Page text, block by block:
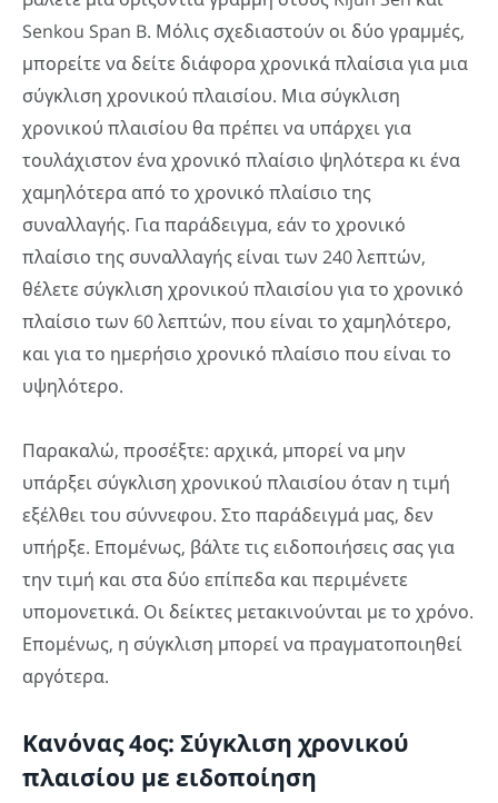
Senkou Span B. Μόλις σχεδιαστούν οι δύο γραμμές,
μπορείτε να δείτε διάφορα χρονικά πλαίσια για μια
σύγκλιση χρονικού πλαισίου. Μια σύγκλιση
χρονικού πλαισίου θα πρέπει να υπάρχει για
τουλάχιστον ένα χρονικό πλαίσιο ψηλότερα κι ένα
χαμηλότερα από το χρονικό πλαίσιο της
συναλλαγής. Για παράδειγμα, εάν το χρονικό
πλαίσιο της συναλλαγής είναι των 240 λεπτών,
θέλετε σύγκλιση χρονικού πλαισίου για το χρονικό
πλαίσιο των 60 λεπτών, που είναι το χαμηλότερο,
και για το ημερήσιο χρονικό πλαίσιο που είναι το
υψηλότερο.
Παρακαλώ, προσέξτε: αρχικά, μπορεί να μην
υπάρξει σύγκλιση χρονικού πλαισίου όταν η τιμή
εξέλθει του σύννεφου. Στο παράδειγμά μας, δεν
υπήρξε. Επομένως, βάλτε τις ειδοποιήσεις σας για
την τιμή και στα δύο επίπεδα και περιμένετε
υπομονετικά. Οι δείκτες μετακινούνται με το χρόνο.
Επομένως, η σύγκλιση μπορεί να πραγματοποιηθεί
αργότερα.
Κανόνας 4ος: Σύγκλιση χρονικού
πλαισίου με ειδοποίηση